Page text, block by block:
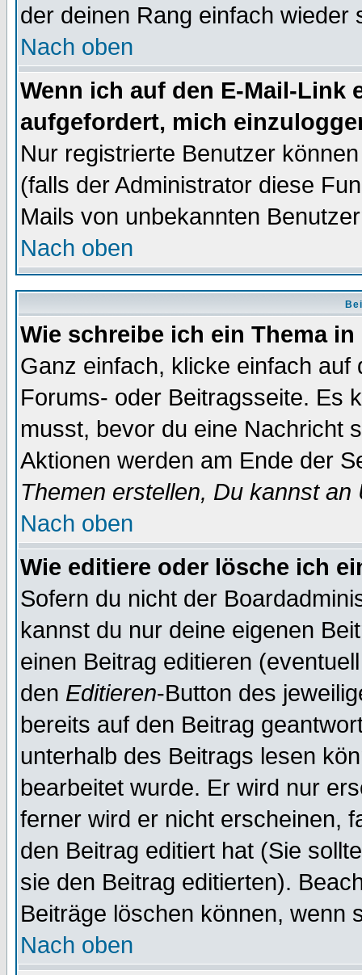
der deinen Rang einfach wieder
Nach oben
Wenn ich auf den E-Mail-Link
aufgefordert, mich
Nur registrierte Benutzer
(falls der Administrator diese
Mails von unbekannten
Nach oben
Wie schreibe ich ein Thema
Ganz einfach, klicke einfach
Forums- oder Beitragsseite. Es
musst, bevor du eine Nachricht
Aktionen werden am Ende der
Themen erstellen, Du kannst
Nach oben
Wie editiere oder lösche ich
Sofern du nicht der
kannst du nur deine eigenen
einen Beitrag editieren
den Editieren-Button des
bereits auf den Beitrag
unterhalb des Beitrags lesen
bearbeitet wurde. Er wird nur
ferner wird er nicht erscheinen,
den Beitrag editiert hat (Sie
sie den Beitrag editierten).
Beiträge löschen können, wenn
Nach oben